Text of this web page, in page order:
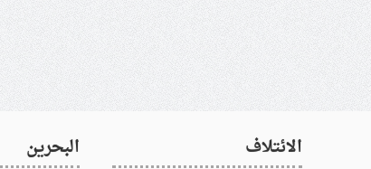
الائتلاف البحرين